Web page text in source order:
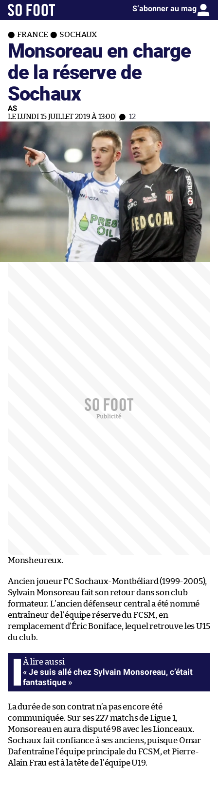
S’abonner au mag
FRANCE SOCHAUX
Monsoreau en charge
de la réserve de
Sochaux
AS
LE LUNDI 15 JUILLET 2019 À 13:00 12
Monsheureux.
Ancien joueur FC Sochaux-Montbéliard (1999-2005),
Sylvain Monsoreau fait son retour dans son club
formateur. L’ancien défenseur central a été nommé
entraîneur de l’équipe réserve du FCSM, en
remplacement d’Éric Boniface, lequel retrouve les U15
du club.
« Je suis allé chez Sylvain Monsoreau, c’était
fantastique »
La durée de son contrat n’a pas encore été
communiquée. Sur ses 227 matchs de Ligue 1,
Monsoreau en aura disputé 98 avec les Lionceaux.
Sochaux fait confiance à ses anciens, puisque Omar
Daf entraîne l’équipe principale du FCSM, et Pierre-
Alain Frau est à la tête de l’équipe U19.